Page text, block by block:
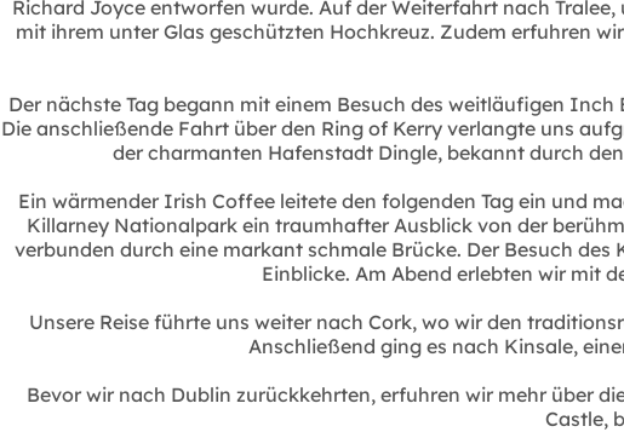
Richard Joyce entworfen wurde. Auf der Weiterfahrt nach
mit ihrem unter Glas geschützten Hochkreuz. Zudem erfuhren
Der nächste Tag begann mit einem Besuch des weitläufigen
Die anschließende Fahrt über den Ring of Kerry verlangte uns
der charmanten Hafenstadt Dingle, bekannt durch
Ein wärmender Irish Coffee leitete den folgenden Tag ein und
Killarney Nationalpark ein traumhafter Ausblick von der
verbunden durch eine markant schmale Brücke. Der Besuch
Einblicke. Am Abend erlebten wir mit
Unsere Reise führte uns weiter nach Cork, wo wir den
Anschließend ging es nach Kinsale,
Bevor wir nach Dublin zurückkehrten, erfuhren wir mehr über
Castle,